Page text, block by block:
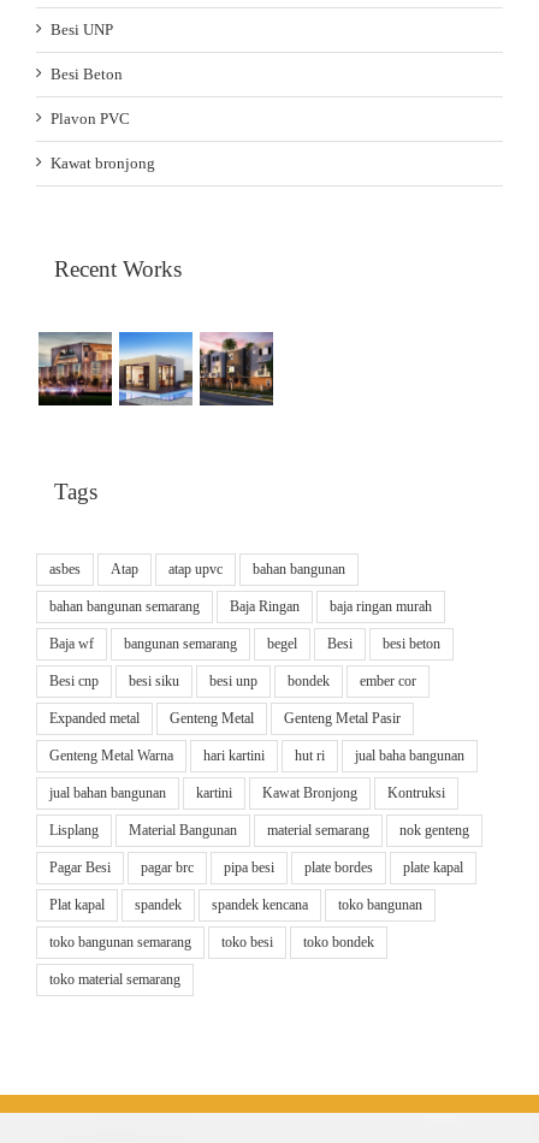
Besi UNP
Besi Beton
Plavon PVC
Kawat bronjong
Recent Works
Tags
asbes Atap atap upvc bahan bangunan
bahan bangunan semarang Baja Ringan baja ringan murah
Baja wf bangunan semarang begel Besi besi beton
Besi cnp besi siku besi unp bondek ember cor
Expanded metal Genteng Metal Genteng Metal Pasir
Genteng Metal Warna hari kartini hut ri jual baha bangunan
jual bahan bangunan kartini Kawat Bronjong Kontruksi
Lisplang Material Bangunan material semarang nok genteng
Pagar Besi pagar brc pipa besi plate bordes plate kapal
Plat kapal spandek spandek kencana toko bangunan
toko bangunan semarang toko besi toko bondek
toko material semarang